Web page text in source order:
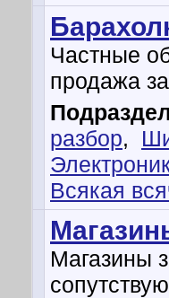
Частные
продажа
разбор,
Всякая
Магазины